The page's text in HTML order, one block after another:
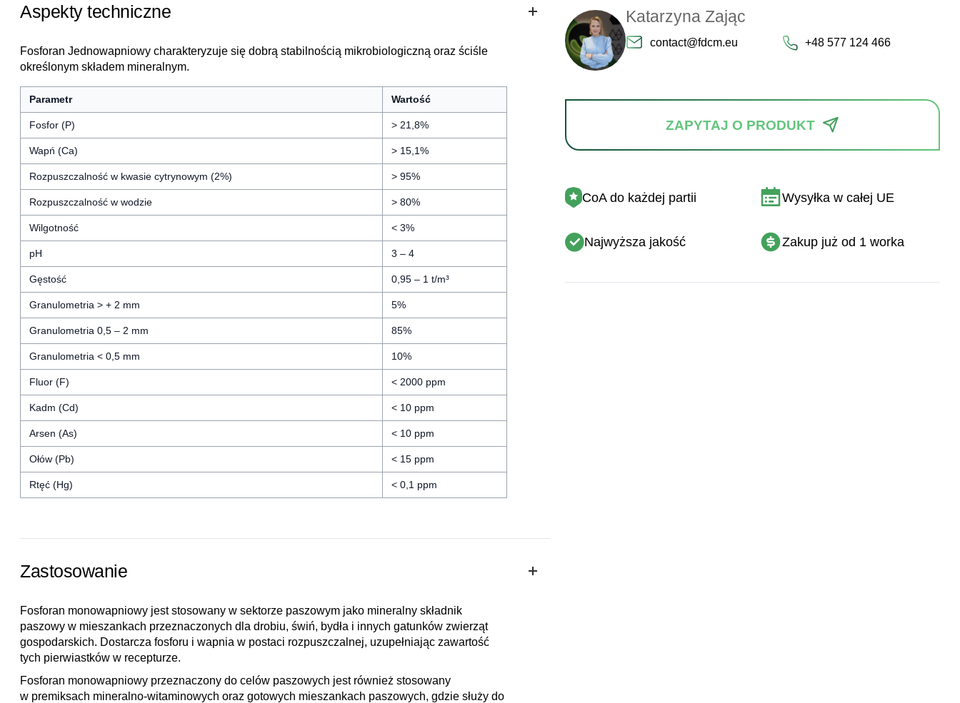
Aspekty techniczne
Fosforan Jednowapniowy charakteryzuje się dobrą stabilnością mikrobiologiczną oraz ściśle
określonym składem mineralnym.
Parametr Wartość
Fosfor (P) > 21,8%
Wapń (Ca) > 15,1%
Rozpuszczalność w kwasie cytrynowym (2%) > 95%
Rozpuszczalność w wodzie > 80%
Wilgotność < 3%
pH 3 – 4
Gęstość 0,95 – 1 t/m³
Granulometria > + 2 mm 5%
Granulometria 0,5 – 2 mm 85%
Granulometria < 0,5 mm 10%
Fluor (F) < 2000 ppm
Kadm (Cd) < 10 ppm
Arsen (As) < 10 ppm
Ołów (Pb) < 15 ppm
Rtęć (Hg) < 0,1 ppm
Zastosowanie
Fosforan monowapniowy jest stosowany w sektorze paszowym jako mineralny składnik
paszowy w mieszankach przeznaczonych dla drobiu, świń, bydła i innych gatunków zwierząt
gospodarskich. Dostarcza fosforu i wapnia w postaci rozpuszczalnej, uzupełniając zawartość
tych pierwiastków w recepturze.
Fosforan monowapniowy przeznaczony do celów paszowych jest również stosowany
w premiksach mineralno-witaminowych oraz gotowych mieszankach paszowych, gdzie służy do
Katarzyna Zając
contact@fdcm.eu +48 577 124 466
ZAPYTAJ O PRODUKT
CoA do każdej partii Wysyłka w całej UE
Najwyższa jakość Zakup już od 1 worka